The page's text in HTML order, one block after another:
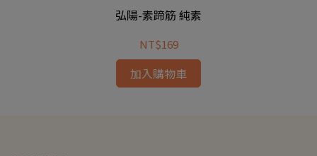
弘陽-素蹄筋 純素
NT$169
加入購物車